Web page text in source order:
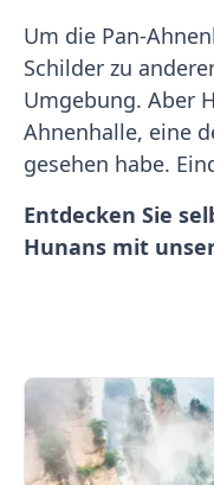
Um die Pan-
Schilder zu
Umgebung. Aber
Ahnenhalle, eine
gesehen habe.
Entdecken Sie
Hunans mit